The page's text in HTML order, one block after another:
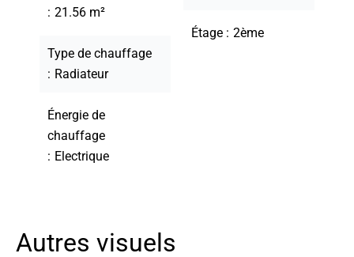
21.56 m²
Type de chauffage
Radiateur
Énergie de
chauffage
Electrique
Étage 2ème
Autres visuels